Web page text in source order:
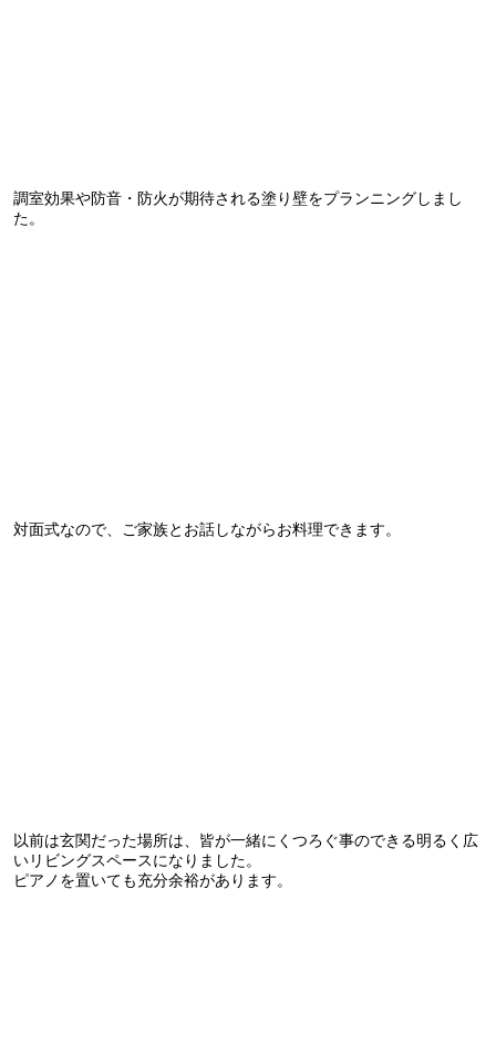
調室効果や防音・防火が期待される塗り壁をプランニングしまし
た。
対面式なので、ご家族とお話しながらお料理できます。
以前は玄関だった場所は、皆が一緒にくつろぐ事のできる明るく広
いリビングスペースになりました。
ピアノを置いても充分余裕があります。